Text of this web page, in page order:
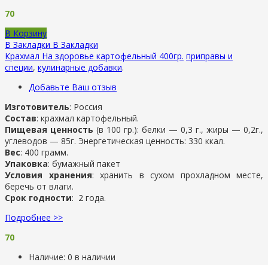
70
В Корзину
В Закладки В Закладки
Крахмал На здоровье картофельный 400гр. приправы и
специи, кулинарные добавки.
Добавьте Ваш отзыв
Изготовитель: Россия
Состав: крахмал картофельный.
Пищевая ценность (в 100 гр.): белки — 0,3 г., жиры — 0,2г.,
углеводов — 85г. Энергетическая ценность: 330 ккал.
Вес: 400 грамм.
Упаковка: бумажный пакет
Условия хранения: хранить в сухом прохладном месте,
беречь от влаги.
Срок годности: 2 года.
Подробнее >>
70
Наличие: 0 в наличии